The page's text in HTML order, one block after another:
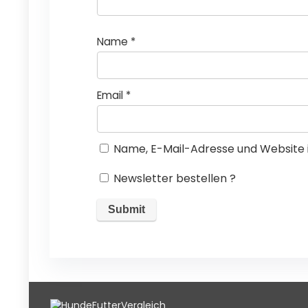
Name *
Email *
Name, E-Mail-Adresse und
Newsletter bestellen ?